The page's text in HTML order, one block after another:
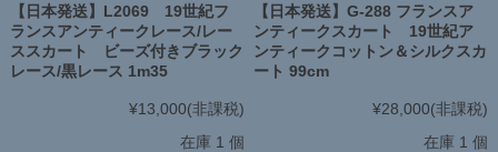
【日本発送】L2069 19世紀フ
ランスアンティークレース/レー
ススカート ビーズ付きブラック
レース/黒レース 1m35
¥13,000(非課税)
在庫 1 個
【日本発送】G-288 フランスア
ンティークスカート 19世紀ア
ンティークコットン＆シルクスカ
ート 99cm
¥28,000(非課税)
在庫 1 個